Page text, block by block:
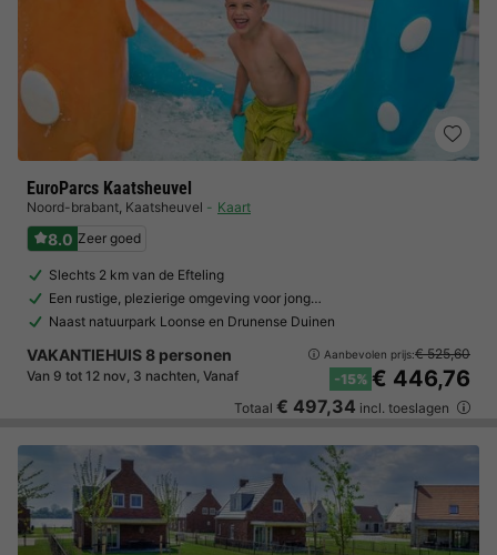
EuroParcs Kaatsheuvel
Noord-brabant, Kaatsheuvel Kaart
8.0 Zeer goed
Slechts 2 km van de Efteling
Een rustige, plezierige omgeving voor jong…
Naast natuurpark Loonse en Drunense Duinen
VAKANTIEHUIS 8 personen
Van 9 tot 12 nov, 3 nachten, Vanaf
Aanbevolen prijs:€ 525,60
-15% € 446,76
Totaal € 497,34 incl. toeslagen